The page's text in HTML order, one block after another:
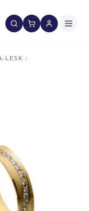
LESK